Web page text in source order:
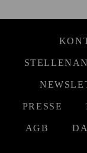
PRESSE
AGB